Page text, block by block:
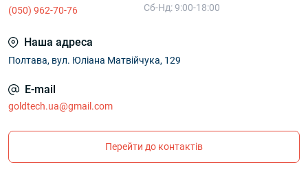
(050) 962-70-76
Сб-Нд: 9:00-18:00
Наша адреса
Полтава, вул. Юліана Матвійчука, 129
E-mail
goldtech.ua@gmail.com
Перейти до контактів